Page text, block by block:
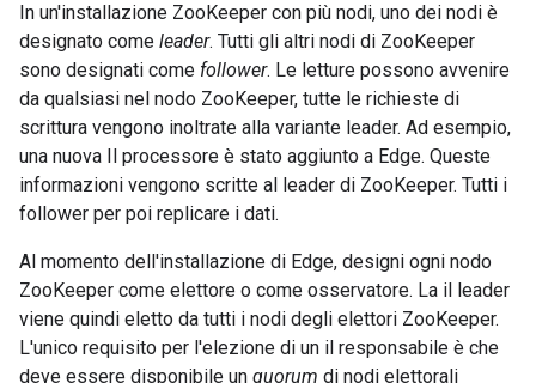
In un'installazione ZooKeeper con più nodi, uno dei nodi è
designato come leader. Tutti gli altri nodi di ZooKeeper
sono designati come follower. Le letture possono avvenire
da qualsiasi nel nodo ZooKeeper, tutte le richieste di
scrittura vengono inoltrate alla variante leader. Ad esempio,
una nuova Il processore è stato aggiunto a Edge. Queste
informazioni vengono scritte al leader di ZooKeeper. Tutti i
follower per poi replicare i dati.
Al momento dell'installazione di Edge, designi ogni nodo
ZooKeeper come elettore o come osservatore. La il leader
viene quindi eletto da tutti i nodi degli elettori ZooKeeper.
L'unico requisito per l'elezione di un il responsabile è che
deve essere disponibile un quorum di nodi elettorali